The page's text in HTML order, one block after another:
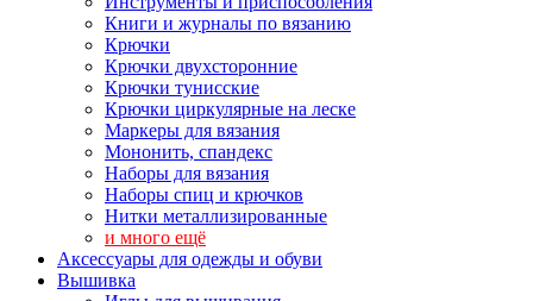
Книги и журналы по вязанию
Крючки
Крючки двухсторонние
Крючки тунисские
Крючки циркулярные на леске
Маркеры для вязания
Мононить, спандекс
Наборы для вязания
Наборы спиц и крючков
Нитки металлизированные
и много ещё
Аксессуары для одежды и обуви
Вышивка